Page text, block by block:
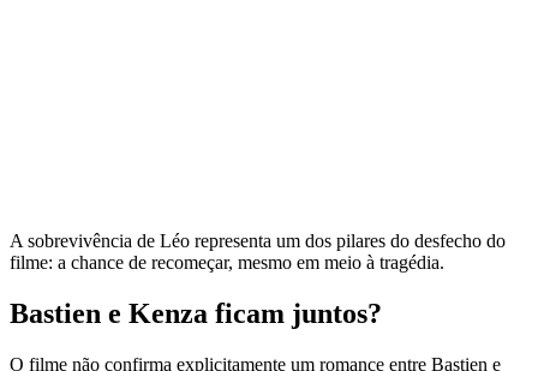
A sobrevivência de Léo representa um dos pilares do desfecho do
filme: a chance de recomeçar, mesmo em meio à tragédia.
Bastien e Kenza ficam juntos?
O filme não confirma explicitamente um romance entre Bastien e